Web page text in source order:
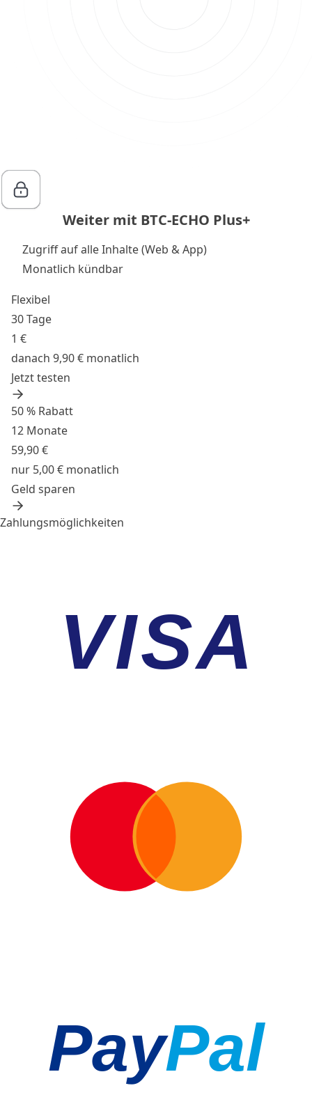
Weiter mit BTC-ECHO Plus+
Zugriff auf alle Inhalte (Web & App)
Monatlich kündbar
Flexibel
30 Tage
1 €
danach 9,90 € monatlich
Jetzt testen
50 % Rabatt
12 Monate
59,90 €
nur 5,00 € monatlich
Geld sparen
Zahlungsmöglichkeiten
VISA
PayPal